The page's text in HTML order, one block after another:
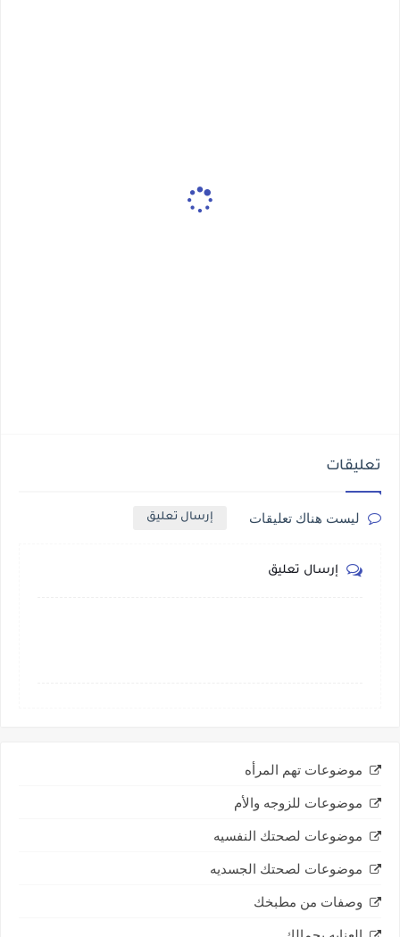
تعليقات
ليست هناك تعليقات إرسال تعليق
إرسال تعليق
موضوعات تهم المرأه
موضوعات للزوجه والأم
موضوعات لصحتك النفسيه
موضوعات لصحتك الجسديه
وصفات من مطبخك